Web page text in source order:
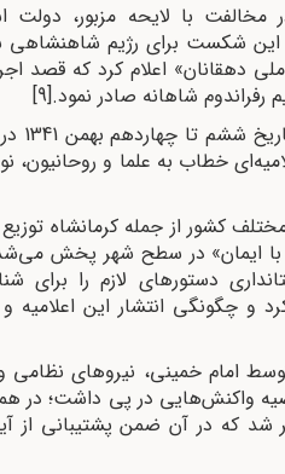
این شکست برای رژیم
رفراندوم شاهانه صادر نمود.[9]
کشور از جمله کرمانشاه
با ایمان» در سطح شهر پخش
دستورهای لازم را
و چگونگی انتشار این اعلامیه و
واکنش‌هایی در پی داشت؛ در
شد که در آن ضمن پشتیبانی از